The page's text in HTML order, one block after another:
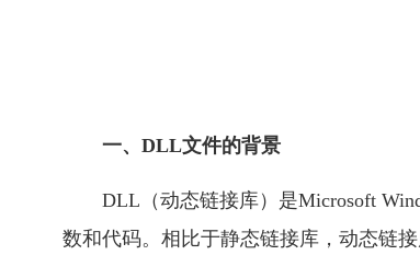
一、DLL文件的背景
DLL（动态链接库）是Microsoft
数和代码。相比于静态链接库，动态链